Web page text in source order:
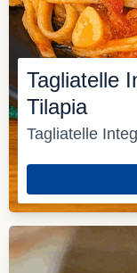
Tagliatelle
Tilapia
Tagliatelle